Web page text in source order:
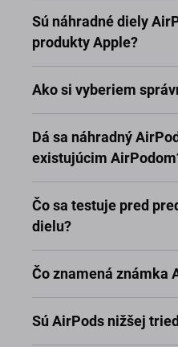
Sú náhradné diely
produkty Apple?
Ako si vyberiem
Dá sa náhradný
existujúcim
Čo sa testuje pred
dielu?
Čo znamená známka
Sú AirPods nižšej